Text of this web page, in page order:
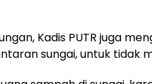
Kadis PUTR juga
sungai, untuk tidak